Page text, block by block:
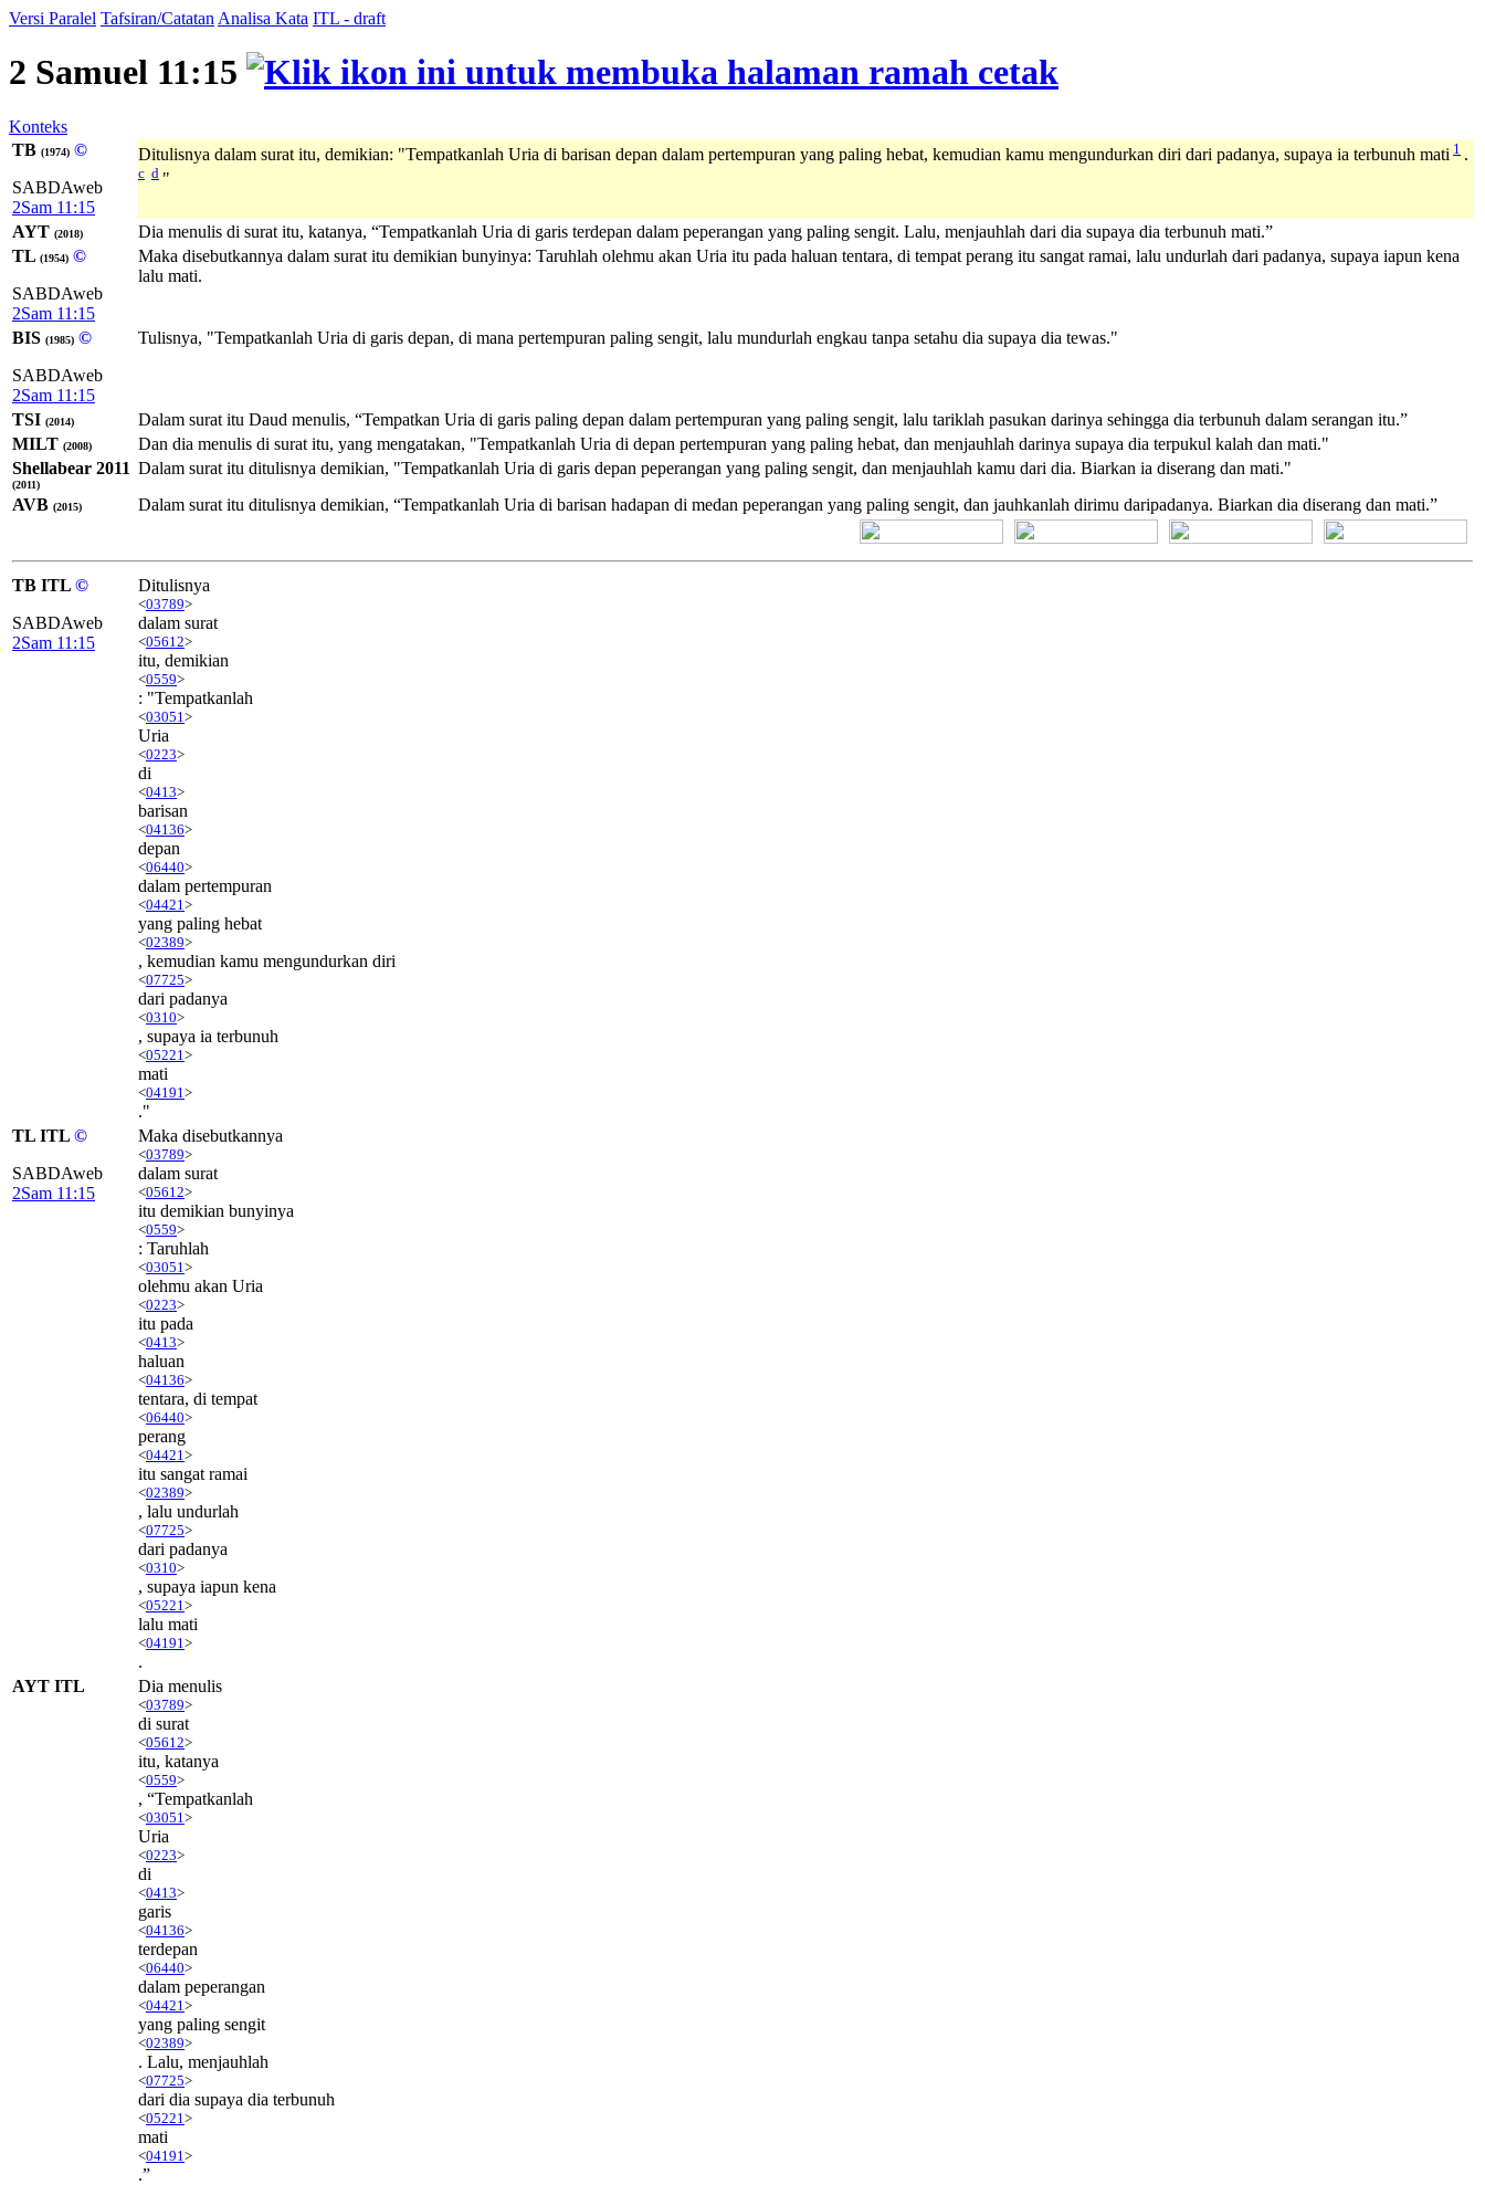
Versi Paralel Tafsiran/Catatan Analisa Kata ITL - draft
2 Samuel 11:15
Konteks
TB (1974) ©
SABDAweb
2Sam 11:15
Ditulisnya dalam surat itu, demikian: "Tempatkanlah Uria di barisan depan dalam pertempuran yang paling hebat, kemudian kamu mengundurkan diri dari padanya, supaya ia terbunuh mati 1 .
c d "
AYT (2018)
Dia menulis di surat itu, katanya, “Tempatkanlah Uria di garis terdepan dalam peperangan yang paling sengit. Lalu, menjauhlah dari dia supaya dia terbunuh mati.”
TL (1954) ©
SABDAweb
2Sam 11:15
Maka disebutkannya dalam surat itu demikian bunyinya: Taruhlah olehmu akan Uria itu pada haluan tentara, di tempat perang itu sangat ramai, lalu undurlah dari padanya, supaya iapun kena
lalu mati.
BIS (1985) ©
SABDAweb
2Sam 11:15
Tulisnya, "Tempatkanlah Uria di garis depan, di mana pertempuran paling sengit, lalu mundurlah engkau tanpa setahu dia supaya dia tewas."
TSI (2014)
Dalam surat itu Daud menulis, “Tempatkan Uria di garis paling depan dalam pertempuran yang paling sengit, lalu tariklah pasukan darinya sehingga dia terbunuh dalam serangan itu.”
MILT (2008)
Dan dia menulis di surat itu, yang mengatakan, "Tempatkanlah Uria di depan pertempuran yang paling hebat, dan menjauhlah darinya supaya dia terpukul kalah dan mati."
Shellabear 2011
(2011)
Dalam surat itu ditulisnya demikian, "Tempatkanlah Uria di garis depan peperangan yang paling sengit, dan menjauhlah kamu dari dia. Biarkan ia diserang dan mati."
AVB (2015) Dalam surat itu ditulisnya demikian, “Tempatkanlah Uria di barisan hadapan di medan peperangan yang paling sengit, dan jauhkanlah dirimu daripadanya. Biarkan dia diserang dan mati.”
TB ITL ©
SABDAweb
2Sam 11:15
Ditulisnya
<03789>
dalam surat
<05612>
itu, demikian
<0559>
: "Tempatkanlah
<03051 >
Uria
<0223>
di
<0413>
barisan
<04136>
depan
<06440>
dalam pertempuran
<04421 >
yang paling hebat
<02389>
, kemudian kamu mengundurkan diri
<07725>
dari padanya
<0310>
, supaya ia terbunuh
<05221 >
mati
<04191 >
."
TL ITL ©
SABDAweb
2Sam 11:15
Maka disebutkannya
<03789>
dalam surat
<05612>
itu demikian bunyinya
<0559>
: Taruhlah
<03051 >
olehmu akan Uria
<0223>
itu pada
<0413>
haluan
<04136>
tentara, di tempat
<06440>
perang
<04421 >
itu sangat ramai
<02389>
, lalu undurlah
<07725>
dari padanya
<0310>
, supaya iapun kena
<05221 >
lalu mati
<04191 >
.
AYT ITL
Dia menulis
<03789>
di surat
<05612>
itu, katanya
<0559>
, “Tempatkanlah
<03051 >
Uria
<0223>
di
<0413>
garis
<04136>
terdepan
<06440>
dalam peperangan
<04421 >
yang paling sengit
<02389>
. Lalu, menjauhlah
<07725>
dari dia supaya dia terbunuh
<05221 >
mati
<04191 >
.”